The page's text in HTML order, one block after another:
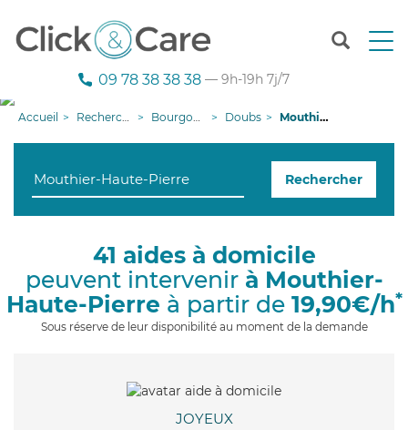
T
n
g
i
o
n
09 78 38 38 38 — 9h-19h 7j/7
Accueil Recherche aide à domicile Bourgogne-Franche-Comté Doubs Mouthier-Haute-Pierre
Rechercher
41 aides à domicile
peuvent intervenir à Mouthier-
Haute-Pierre à partir de 19,90€/h*
Sous réserve de leur disponibilité au moment de la demande
JOYEUX